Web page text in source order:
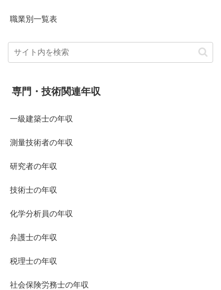
職業別一覧表
専門・技術関連年収
一級建築士の年収
測量技術者の年収
研究者の年収
技術士の年収
化学分析員の年収
弁護士の年収
税理士の年収
社会保険労務士の年収